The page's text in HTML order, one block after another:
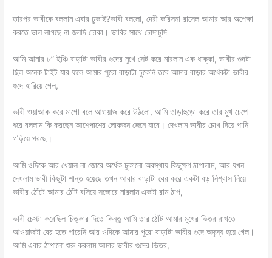
তারপর ভাবীকে বললাম এবার ঢুকাই?ভাবী বললো, দেরী করিসনা রাসেল আমার আর অপেক্ষা
করতে ভাল লাগছে না জলদি ঢোকা। ভাবির সাথে চোদাচুদি
আমি আমার ৮” ইঞ্চি বাড়াটা ভাবীর গুদের মুখে সেট করে মারলাম এক ধাক্কা, ভাবীর গুদটা
ছিল অনেক টাইট যার ফলে আমার পুরো বাড়াটা ঢুকেনি তবে আমার বাড়ার অর্ধেকটা ভাবীর
গুদে হারিয়ে গেল,
ভাবী ওয়াআক করে মাগো বলে আওয়াজ করে উঠলো, আমি তাড়াহুড়ো করে তার মুখ চেপে
ধরে বললাম কি করছেন আশেপাশের লোকজন জেনে যাবে। দেখলাম ভাবীর চোখ দিয়ে পানি
গড়িয়ে পরছে।
আমি ওদিকে আর খেয়াল না জোরে অর্ধেক ঢুকানো অবস্থায় কিছুক্ষণ ঠাপালাম, আর যখন
দেখলাম ভাবী কিছুটা শান্ত হয়েছে তখন আবার বাড়াটা বের করে একটা বড় নিশ্বাস নিয়ে
ভাবীর ঠোঁটে আমার ঠোঁট বসিয়ে সজোরে মারলাম একটা রাম ঠাপ,
ভাবী চেস্টা করেছিল চিত্কার দিতে কিন্তু আমি তার ঠোঁট আমার মুখের ভিতর রাখতে
আওয়াজটা বের হতে পারেনি আর ওদিকে আমার পুরো বাড়াটা ভাবীর গুদে অদৃস্য হয়ে গেল।
আমি এবার ঠাপানো শুরু করলাম আমার ভাবীর গুদের ভিতর,